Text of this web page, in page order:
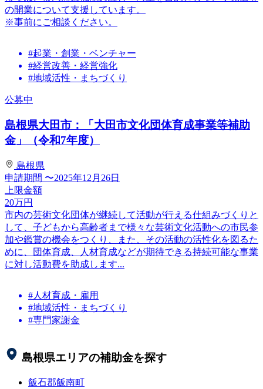
の開業について支援しています。
※事前にご相談ください。
#起業・創業・ベンチャー
#経営改善・経営強化
#地域活性・まちづくり
公募中
島根県大田市：「大田市文化団体育成事業等補助
金」（令和7年度）
島根県
申請期間 〜2025年12月26日
上限金額
20万円
市内の芸術文化団体が継続して活動が行える仕組みづくりと
して、子どもから高齢者まで様々な芸術文化活動への市民参
加や鑑賞の機会をつくり、また、その活動の活性化を図るた
めに、団体育成、人材育成などが期待できる持続可能な事業
に対し活動費を助成します...
#人材育成・雇用
#地域活性・まちづくり
#専門家謝金
島根県エリアの補助金を探す
飯石郡飯南町